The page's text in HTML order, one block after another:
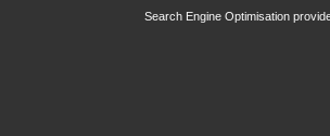
Search Engine Optimisation